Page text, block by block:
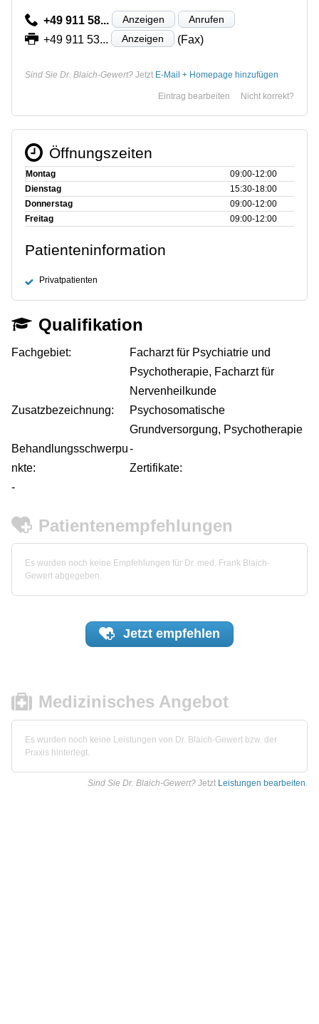
+49 911 58... Anzeigen Anrufen
+49 911 53... Anzeigen (Fax)
Sind Sie Dr. Blaich-Gewert? Jetzt E-Mail + Homepage hinzufügen
Nicht korrekt?
Eintrag bearbeiten
Öffnungszeiten
Montag
09:00‑12:00
Dienstag
15:30‑18:00
Donnerstag
09:00‑12:00
Freitag
09:00‑12:00
Patienteninformation
Privatpatienten
Qualifikation
Fachgebiet:
Facharzt für Psychiatrie und
Psychotherapie, Facharzt für
Nervenheilkunde
Zusatzbezeichnung:
Psychosomatische
Grundversorgung, Psychotherapie
Behandlungsschwerpu
nkte:
-
Zertifikate:
-
Patientenempfehlungen
Es wurden noch keine Empfehlungen für Dr. med. Frank Blaich-
Gewert abgegeben.
Jetzt empfehlen
Medizinisches Angebot
Es wurden noch keine Leistungen von Dr. Blaich-Gewert bzw. der
Praxis hinterlegt.
Sind Sie Dr. Blaich-Gewert? Jetzt Leistungen bearbeiten.